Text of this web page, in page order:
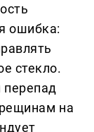
ошибка:
стекло.
перепад
на